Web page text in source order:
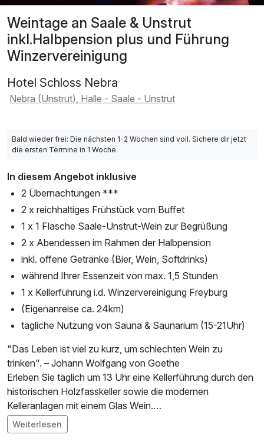
Weintage an Saale & Unstrut
inkl.Halbpension plus und Führung
Winzervereinigung
Hotel Schloss Nebra
Nebra (Unstrut), Halle - Saale - Unstrut
Bald wieder frei: Die nächsten 1-2 Wochen sind voll. Sichere dir jetzt
die ersten Termine in 1 Woche.
In diesem Angebot inklusive
2 Übernachtungen ***
2 x reichhaltiges Frühstück vom Buffet
1 x 1 Flasche Saale-Unstrut-Wein zur Begrüßung
2 x Abendessen im Rahmen der Halbpension
inkl. offene Getränke (Bier, Wein, Softdrinks)
während Ihrer Essenzeit von max. 1,5 Stunden
1 x Kellerführung i.d. Winzervereinigung Freyburg
(Eigenanreise ca. 24km)
tägliche Nutzung von Sauna & Saunarium (15-21Uhr)
"Das Leben ist viel zu kurz, um schlechten Wein zu
trinken". – Johann Wolfgang von Goethe
Erleben Sie täglich um 13 Uhr eine Kellerführung durch den
historischen Holzfasskeller sowie die modernen
Kelleranlagen mit einem Glas Wein.
*** !!! Wichtig !!!
Im Angebot enthalten
Weiterlesen